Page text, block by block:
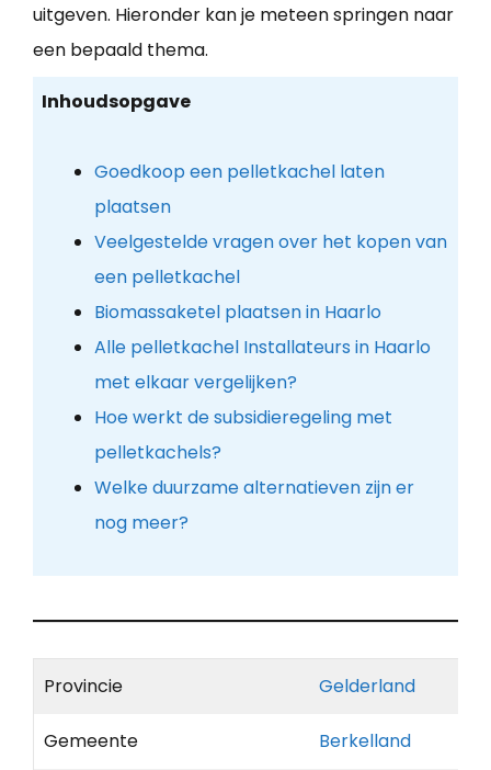
uitgeven. Hieronder kan je meteen springen naar
een bepaald thema.
Inhoudsopgave
Goedkoop een pelletkachel laten
plaatsen
Veelgestelde vragen over het kopen van
een pelletkachel
Biomassaketel plaatsen in Haarlo
Alle pelletkachel Installateurs in Haarlo
met elkaar vergelijken?
Hoe werkt de subsidieregeling met
pelletkachels?
Welke duurzame alternatieven zijn er
nog meer?
Provincie Gelderland
Gemeente Berkelland